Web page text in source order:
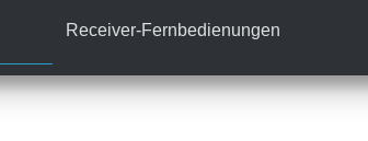
Receiver-Fernbedienungen